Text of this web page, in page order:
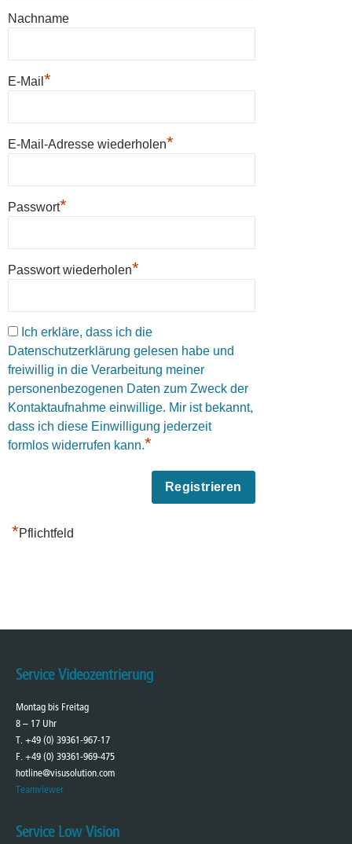
Nachname
E-Mail *
E-Mail-Adresse wiederholen*
Passwort*
Passwort wiederholen*
Ich erkläre, dass ich die
Datenschutzerklärung gelesen habe und
freiwillig in die Verarbeitung meiner
personenbezogenen Daten zum Zweck der
Kontaktaufnahme einwillige. Mir ist bekannt,
dass ich diese Einwilligung jederzeit
formlos widerrufen kann.*
*Pflichtfeld
Service Videozentrierung
Montag bis Freitag
8 – 17 Uhr
T. +49 (0) 39361-967-17
F. +49 (0) 39361-969-475
hotline@visusolution.com
Teamviewer
Service Low Vision